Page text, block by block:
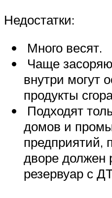
Недостатки:
Много весят.
Чаще
внутри могут
продукты
Подходят
домов и
предприятий,
дворе должен
резервуар с